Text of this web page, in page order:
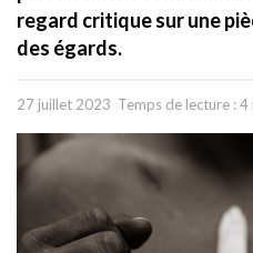
regard critique sur une
des égards.
27 juillet 2023 Temps de lecture : 4